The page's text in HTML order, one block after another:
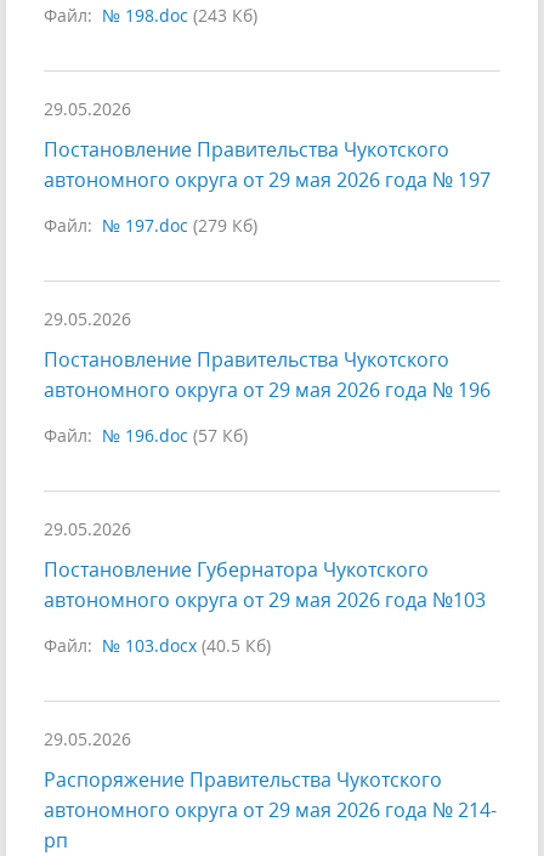
Файл: № 198.doc (243 Кб)
29.05.2026
Постановление Правительства Чукотского
автономного округа от 29 мая 2026 года № 197
Файл: № 197.doc (279 Кб)
29.05.2026
Постановление Правительства Чукотского
автономного округа от 29 мая 2026 года № 196
Файл: № 196.doc (57 Кб)
29.05.2026
Постановление Губернатора Чукотского
автономного округа от 29 мая 2026 года №103
Файл: № 103.docx (40.5 Кб)
29.05.2026
Распоряжение Правительства Чукотского
автономного округа от 29 мая 2026 года № 214-
рп